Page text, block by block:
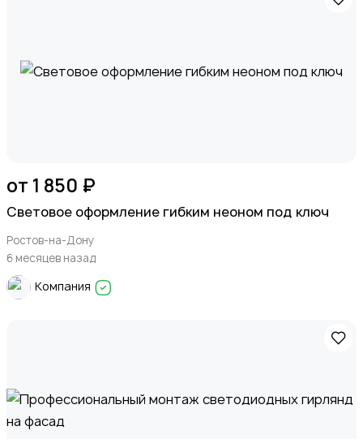
от 1 850 ₽
Световое оформление гибким неоном под ключ
Ростов-на-Дону
6 месяцев назад
Компания